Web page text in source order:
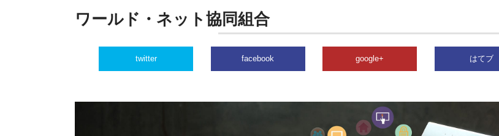
ワールド・ネット協同組合
twitter facebook google+ はてブ